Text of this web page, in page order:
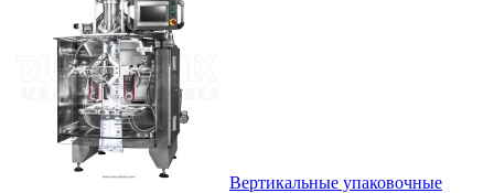
Вертикальные упаковочные